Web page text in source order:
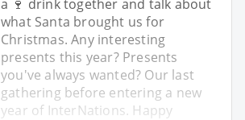
a 🍷 drink together and talk about
what Santa brought us for
Christmas. Any interesting
presents this year? Presents
you've always wanted? Our last
gathering before entering a new
year of InterNations. Happy